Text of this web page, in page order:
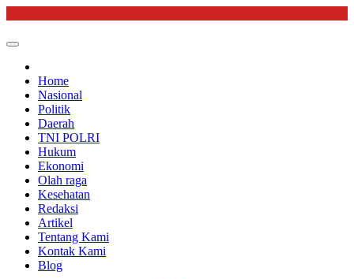
content
Home
Nasional
Politik
Daerah
TNI POLRI
Hukum
Ekonomi
Olah raga
Kesehatan
Redaksi
Artikel
Tentang Kami
Kontak Kami
Blog